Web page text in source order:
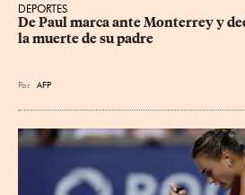
DEPORTES
De Paul marca ante Monterrey y
la muerte de su padre
Por AFP